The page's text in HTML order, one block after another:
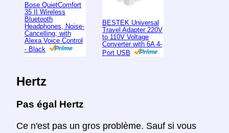
Bose QuietComfort
35 II Wireless
Bluetooth
Headphones, Noise-
Cancelling, with
Alexa Voice Control
- Black
BESTEK Universal
Travel Adapter 220V
to 110V Voltage
Converter with 6A 4-
Port USB
Hertz
Pas égal Hertz
Ce n'est pas un gros problème. Sauf si vous